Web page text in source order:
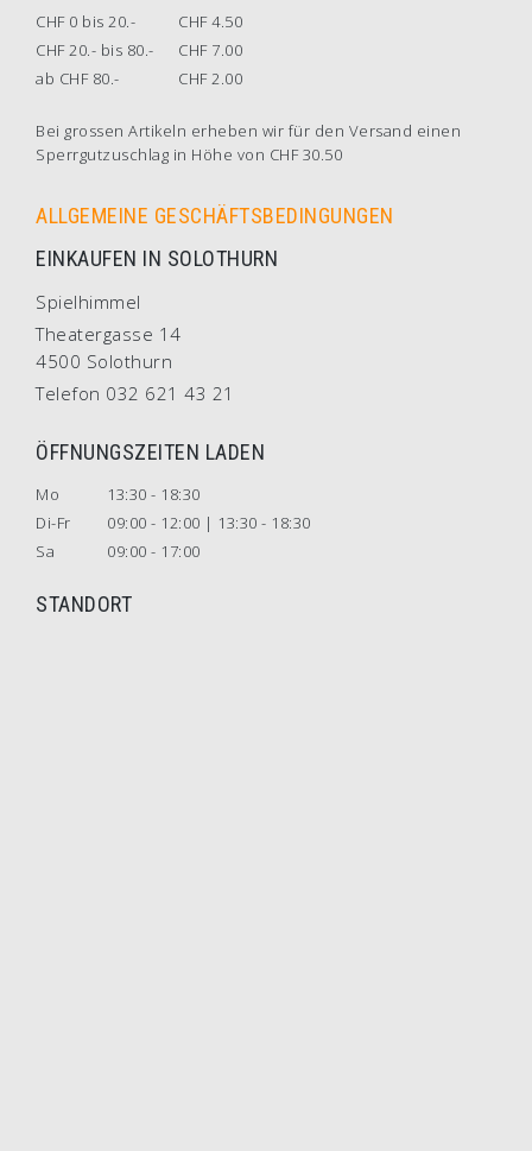
CHF 0 bis 20.-
CHF 4.50
CHF 20.- bis 80.-
CHF 7.00
ab CHF 80.-
CHF 2.00
Bei grossen Artikeln erheben wir für den Versand einen
Sperrgutzuschlag in Höhe von CHF 30.50
ALLGEMEINE GESCHÄFTSBEDINGUNGEN
EINKAUFEN IN SOLOTHURN
Spielhimmel
Theatergasse 14
4500 Solothurn
Telefon 032 621 43 21
ÖFFNUNGSZEITEN LADEN
Mo
13:30 - 18:30
Di-Fr
09:00 - 12:00 | 13:30 - 18:30
Sa
09:00 - 17:00
STANDORT